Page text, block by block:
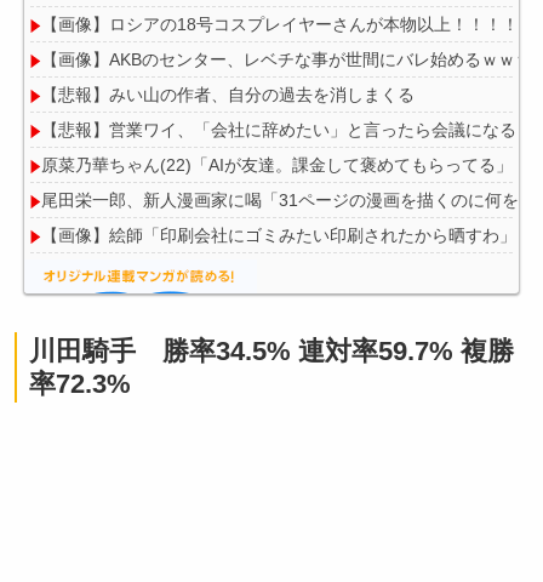
【画像】ロシアの18号コスプレイヤーさんが本物以上！！！！
【画像】AKBのセンター、レベチな事が世間にバレ始めるｗｗｗ
【悲報】みい山の作者、自分の過去を消しまくる
【悲報】営業ワイ、「会社に辞めたい」と言ったら会議になる・
原菜乃華ちゃん(22)「AIが友達。課金して褒めてもらってる」
尾田栄一郎、新人漫画家に喝「31ページの漫画を描くのに何を
【画像】絵師「印刷会社にゴミみたい印刷されたから晒すわ」→
Powered by livedoor 相互RSS
川田騎手 勝率34.5% 連対率59.7% 複勝
率72.3%